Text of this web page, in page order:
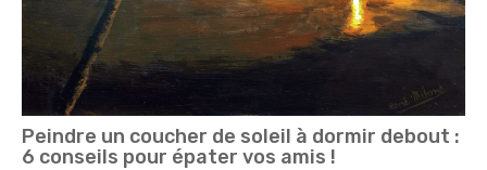
Peindre un coucher de soleil à dormir debout :
6 conseils pour épater vos amis !